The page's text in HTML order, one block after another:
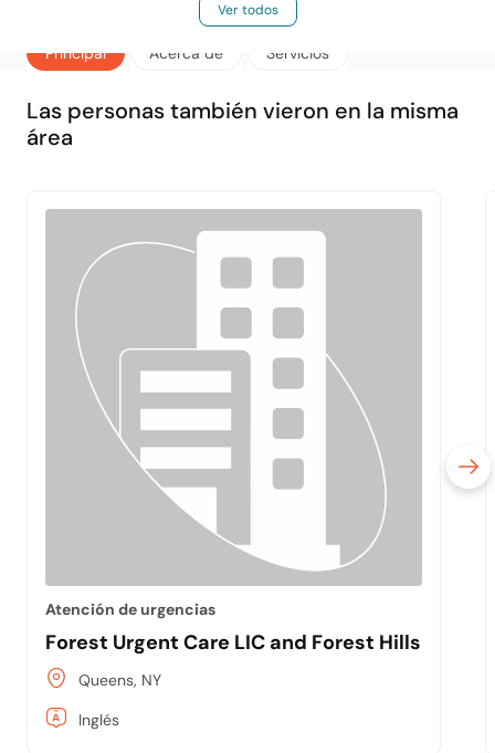
Principal Acerca de Servicios
Ver todos
Las personas también vieron en la misma
área
Atención de urgencias
Forest Urgent Care LIC and Forest Hills
Queens, NY
Inglés